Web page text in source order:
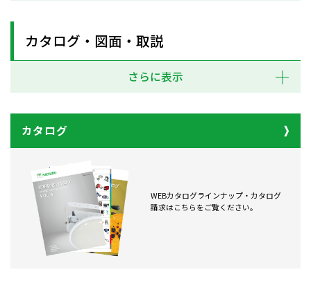
カタログ・図面・取説
さらに表示
カタログ
WEBカタログラインナップ・カタログ
請求はこちらをご覧ください。